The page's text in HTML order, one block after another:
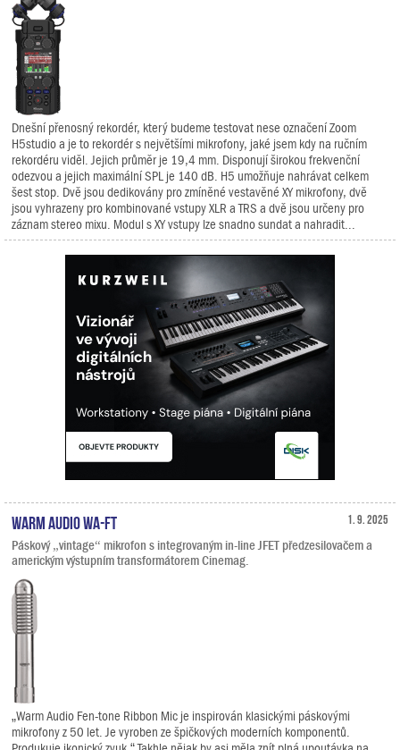
Dnešní přenosný rekordér, který budeme testovat nese označení Zoom
H5studio a je to rekordér s největšími mikrofony, jaké jsem kdy na ručním
rekordéru viděl. Jejich průměr je 19,4 mm. Disponují širokou frekvenční
odezvou a jejich maximální SPL je 140 dB. H5 umožňuje nahrávat celkem
šest stop. Dvě jsou dedikovány pro zmíněné vestavěné XY mikrofony, dvě
jsou vyhrazeny pro kombinované vstupy XLR a TRS a dvě jsou určeny pro
záznam stereo mixu. Modul s XY vstupy lze snadno sundat a nahradit...
1. 9. 2025
Warm Audio WA-FT
Páskový „vintage“ mikrofon s integrovaným in-line JFET předzesilovačem a
americkým výstupním transformátorem Cinemag.
„Warm Audio Fen-tone Ribbon Mic je inspirován klasickými páskovými
mikrofony z 50 let. Je vyroben ze špičkových moderních komponentů.